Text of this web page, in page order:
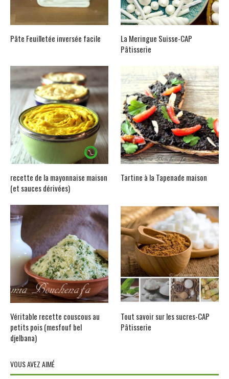
Pâte Feuilletée inversée facile
La Meringue Suisse-CAP
Pâtisserie
recette de la mayonnaise maison
(et sauces dérivées)
Tartine à la Tapenade maison
Véritable recette couscous au
petits pois (mesfouf bel
djelbana)
Tout savoir sur les sucres-CAP
Pâtisserie
VOUS AVEZ AIMÉ